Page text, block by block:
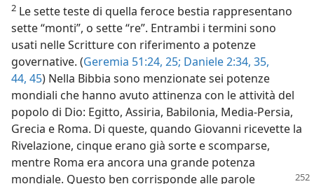
2 Le sette teste di quella feroce bestia rappresentano
sette “monti”, o sette “re”. Entrambi i termini sono
usati nelle Scritture con riferimento a potenze
governative. (Geremia 51:24, 25; Daniele 2:34, 35,
44, 45) Nella Bibbia sono menzionate sei potenze
mondiali che hanno avuto attinenza con le attività del
popolo di Dio: Egitto, Assiria, Babilonia, Media-Persia,
Grecia e Roma. Di queste, quando Giovanni ricevette la
Rivelazione, cinque erano già sorte e scomparse,
mentre Roma era ancora una grande potenza
mondiale. Questo ben corrisponde alle parole